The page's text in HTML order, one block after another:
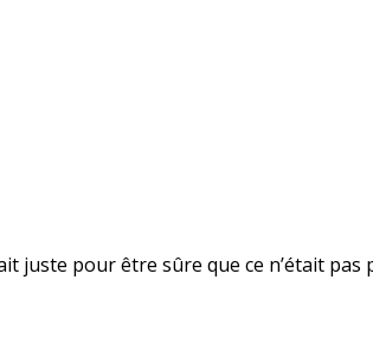
juste pour être sûre que ce n’était pas